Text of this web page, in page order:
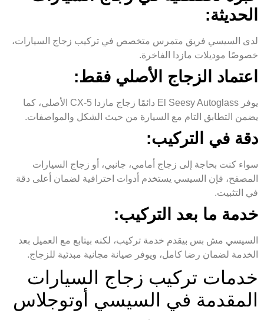
الحديثة:
لدى السيسي فريق متمرس متخصص في تركيب زجاج السيارات،
خصوصًا موديلات مازدا الفاخرة.
اعتماد الزجاج الأصلي فقط:
يوفر El Seesy Autoglass دائمًا زجاج مازدا CX-5 الأصلي، كما
يضمن التطابق التام مع السيارة من حيث الشكل والمواصفات.
دقة في التركيب:
سواء كنت بحاجة إلى زجاج أمامي، جانبي، أو زجاج السيارات
المصفح، فإن السيسي يستخدم أدوات احترافية لضمان أعلى دقة
في التثبيت.
خدمة ما بعد التركيب:
السيسي مش بس بيقدم خدمة تركيب، لكنه بيتابع مع العميل بعد
الخدمة لضمان رضا كامل، ويوفر صيانة مجانية مبدئية للزجاج.
خدمات تركيب زجاج السيارات
المقدمة في السيسي أوتوجلاس